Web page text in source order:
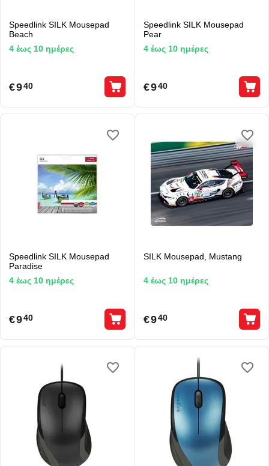
Speedlink SILK Mousepad
Beach
4 έως 10 ημέρες
€9 40
Speedlink SILK Mousepad
Pear
4 έως 10 ημέρες
€9 40
Speedlink SILK Mousepad
Paradise
4 έως 10 ημέρες
€9 40
SILK Mousepad, Mustang
4 έως 10 ημέρες
€9 40